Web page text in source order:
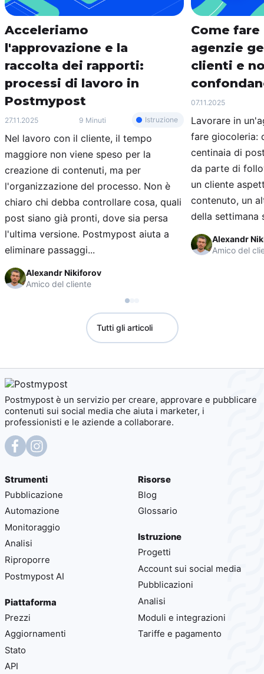
Acceleriamo
l'approvazione e la
raccolta dei rapporti:
processi di lavoro in
Postmypost
27.11.2025 9 Minuti Istruzione
Nel lavoro con il cliente, il tempo
maggiore non viene speso per la
creazione di contenuti, ma per
l'organizzazione del processo. Non è
chiaro chi debba controllare cosa, quali
post siano già pronti, dove sia persa
l'ultima versione. Postmypost aiuta a
eliminare passaggi...
Alexandr Nikiforov
Amico del cliente
Come
agenzie
clienti e
07.11.2025
Lavorare in
fare giocoleria:
centinaia di
da parte di
un cliente
contenuto, un
della settimana
Alexandr
Amico del
Tutti gli articoli
Postmypost è un servizio per creare, approvare e pubblicare
contenuti sui social media che aiuta i marketer, i
professionisti e le aziende a collaborare.
Strumenti
Pubblicazione
Automazione
Monitoraggio
Analisi
Riproporre
Postmypost AI
Piattaforma
Prezzi
Aggiornamenti
Stato
API
Risorse
Blog
Glossario
Istruzione
Progetti
Account sui social media
Pubblicazioni
Analisi
Moduli e integrazioni
Tariffe e pagamento